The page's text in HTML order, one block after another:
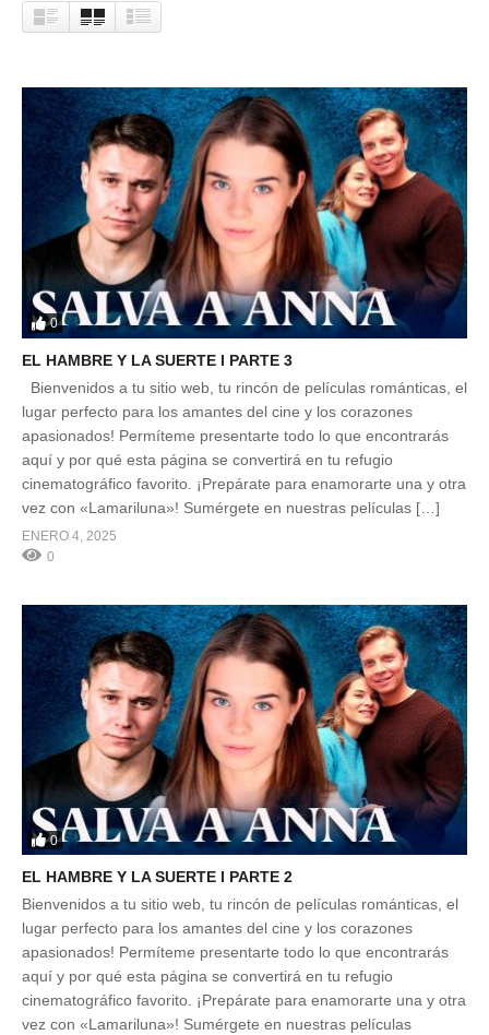
0
EL HAMBRE Y LA SUERTE l PARTE 3
Bienvenidos a tu sitio web, tu rincón de películas románticas, el
lugar perfecto para los amantes del cine y los corazones
apasionados! Permíteme presentarte todo lo que encontrarás
aquí y por qué esta página se convertirá en tu refugio
cinematográfico favorito. ¡Prepárate para enamorarte una y otra
vez con «Lamariluna»! Sumérgete en nuestras películas […]
ENERO 4, 2025
0
0
EL HAMBRE Y LA SUERTE l PARTE 2
Bienvenidos a tu sitio web, tu rincón de películas románticas, el
lugar perfecto para los amantes del cine y los corazones
apasionados! Permíteme presentarte todo lo que encontrarás
aquí y por qué esta página se convertirá en tu refugio
cinematográfico favorito. ¡Prepárate para enamorarte una y otra
vez con «Lamariluna»! Sumérgete en nuestras películas